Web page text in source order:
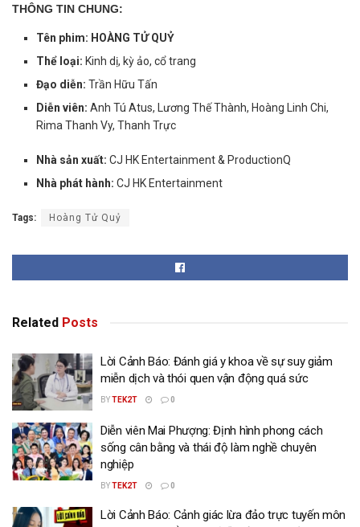
THÔNG TIN CHUNG:
Tên phim: HOÀNG TỬ QUỶ
Thể loại: Kinh dị, kỳ ảo, cổ trang
Đạo diễn: Trần Hữu Tấn
Diễn viên: Anh Tú Atus, Lương Thế Thành, Hoàng Linh Chi,
Rima Thanh Vy, Thanh Trực
Nhà sản xuất: CJ HK Entertainment & ProductionQ
Nhà phát hành: CJ HK Entertainment
Tags: Hoàng Tử Quỷ
Related Posts
Lời Cảnh Báo: Đánh giá y khoa về sự suy giảm
miễn dịch và thói quen vận động quá sức
BYTEK2T 0
Diễn viên Mai Phượng: Định hình phong cách
sống cân bằng và thái độ làm nghề chuyên
nghiệp
BYTEK2T 0
Lời Cảnh Báo: Cảnh giác lừa đảo trực tuyến môn